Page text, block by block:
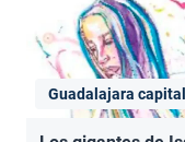
Guadalajara capital